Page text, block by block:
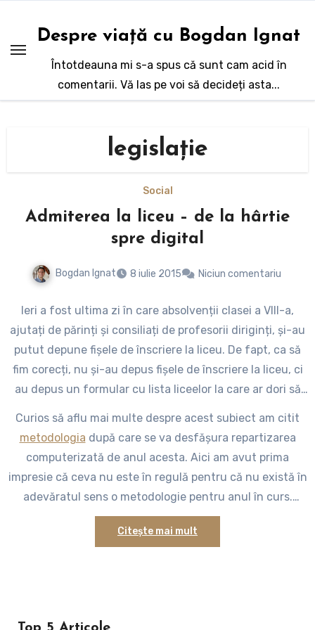
conținut
Despre viață cu Bogdan Ignat
Întotdeauna mi s-a spus că sunt cam acid în
comentarii. Vă las pe voi să decideți asta...
legislație
Social
Admiterea la liceu – de la hârtie
spre digital
Bogdan Ignat 8 iulie 2015 Niciun comentariu
Ieri a fost ultima zi în care absolvenții clasei a VIII-a,
ajutați de părinți și consiliați de profesorii diriginți, și-au
putut depune fișele de înscriere la liceu. De fapt, ca să
fim corecți, nu și-au depus fișele de înscriere la liceu, ci
au depus un formular cu lista liceelor la care ar dori să
procesul de repartizare computerizată le va aloca
tinerilor absolvenți un liceu, fără ca aceștia să mai poată
influența într-un fel procesul în sine. Pentru cei care nu
au trecut prin acest sistem – și mă refer la aceia dintre
noi care nu am avut programul „cornul și laptele” cât
timp am fost elevi de generală – pare mai degrabă o
loterie din moment ce absolvenții completează un
că vor fi cu siguranță repartizați undeva (evenimentul
Curios să aflu mai multe despre acest subiect am citit
metodologia după care se va desfășura repartizarea
computerizată de anul acesta. Aici am avut prima
impresie că ceva nu este în regulă pentru că nu există în
adevăratul sens o metodologie pentru anul în curs.
Ordinul ministruluiprin care s-a hotărât organizarea
admiterii la liceu de anul acesta prevede că se va folosi
Citește mai mult